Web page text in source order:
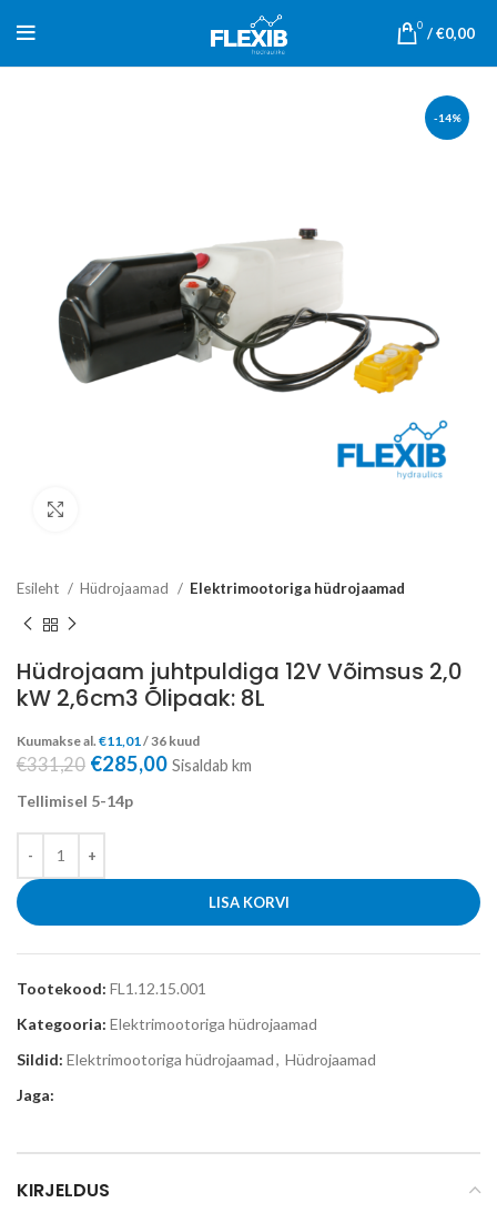
0 /€0,00
-14%
Esileht Hüdrojaamad Elektrimootoriga hüdrojaamad
Hüdrojaam juhtpuldiga 12V Võimsus 2,0
kW 2,6cm3 Õlipaak: 8L
Kuumakse al. €11,01 / 36 kuud
€331,20 €285,00 Sisaldab km
Tellimisel 5-14p
LISA KORVI
Tootekood: FL1.12.15.001
Kategooria: Elektrimootoriga hüdrojaamad
Sildid: Elektrimootoriga hüdrojaamad, Hüdrojaamad
Jaga:
KIRJELDUS